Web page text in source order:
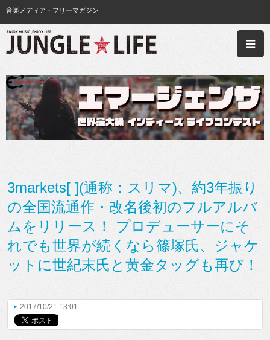
音楽メディア・フリーマガジン
3markets[ ](通称：スリマ)、約3年振り
の全国流通作・改名後初のフルアルバ
ムをリリース！ プロデューサーにそ
れでも世界が続くなら篠塚氏、ジャケ
ットに世紀末氏と黄金タッグも再び！
2017/10/21 13:01